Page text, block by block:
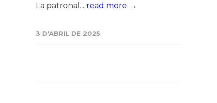
La patronal... read more →
3 D'ABRIL DE 2025